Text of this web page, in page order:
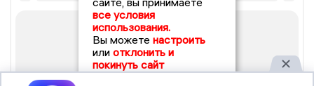
все условия
использования.
Вы можете настроить
или отклонить и
покинуть сайт